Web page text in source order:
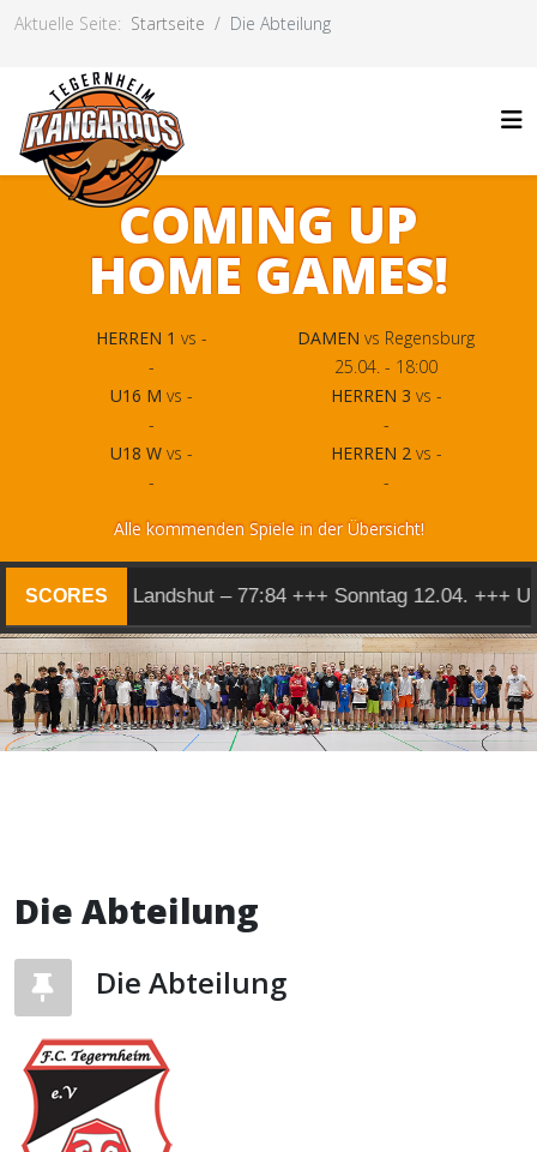
Aktuelle Seite: Startseite Die Abteilung
COMING UP
HOME GAMES!
HERREN 1 vs -
-
DAMEN vs Regensburg
25.04. - 18:00
U16 M vs -
-
HERREN 3 vs -
-
U18 Wvs -
-
HERREN 2vs -
-
Alle kommenden Spiele in der Übersicht!
SCORES
Herren 1 @ Landshut – 77:84 +++ Sonntag 12.04. +++
Die Abteilung
Die Abteilung